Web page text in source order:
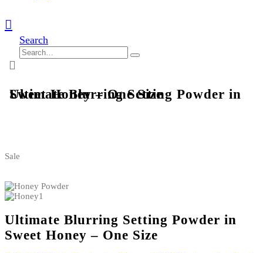
Search
Ultimate Blurring Setting Powder in Sweet Honey – One Size
Sale
Ultimate Blurring Setting Powder in
Sweet Honey – One Size